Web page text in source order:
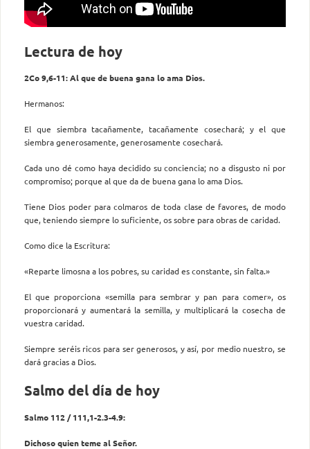
Lectura de hoy
2Co 9,6-11: Al que de buena gana lo ama Dios.
Hermanos:
El que siembra tacañamente, tacañamente cosechará; y el que
siembra generosamente, generosamente cosechará.
Cada uno dé como haya decidido su conciencia; no a disgusto ni por
compromiso; porque al que da de buena gana lo ama Dios.
Tiene Dios poder para colmaros de toda clase de favores, de modo
que, teniendo siempre lo suficiente, os sobre para obras de caridad.
Como dice la Escritura:
«Reparte limosna a los pobres, su caridad es constante, sin falta.»
El que proporciona «semilla para sembrar y pan para comer», os
proporcionará y aumentará la semilla, y multiplicará la cosecha de
vuestra caridad.
Siempre seréis ricos para ser generosos, y así, por medio nuestro, se
dará gracias a Dios.
Salmo del día de hoy
Salmo 112 / 111,1-2.3-4.9:
Dichoso quien teme al Señor.